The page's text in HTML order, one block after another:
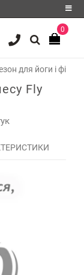
Реєстрація
Авторизація
Акції
закладки
0
для йоги і
Fly